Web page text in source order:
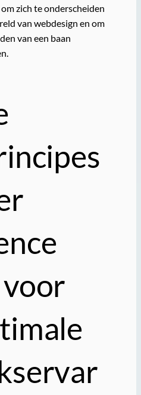
zich te onderscheiden
van webdesign en om
van een baan